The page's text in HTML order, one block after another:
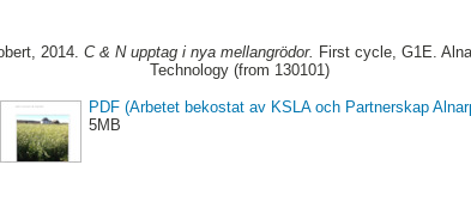
, 2014. C & N upptag i nya mellangrödor. First cycle, G1E.
Technology (from 130101)
PDF (Arbetet bekostat av KSLA och Partnerskap
5MB